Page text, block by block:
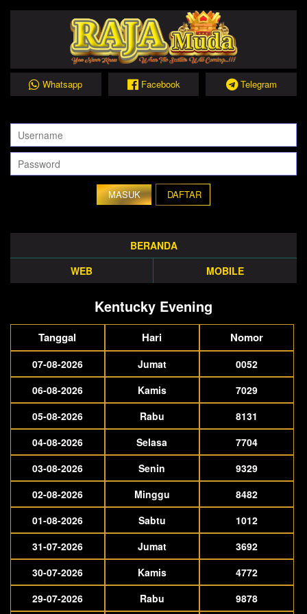
Whatsapp Facebook Telegram
DAFTAR
BERANDA
WEB
MOBILE
Kentucky Evening
Tanggal Hari Nomor
07-08-2026 Jumat
0052
06-08-2026
Kamis
7029
05-08-2026
Rabu
8131
04-08-2026
Selasa
7704
03-08-2026
Senin
9329
02-08-2026
Minggu
8482
01-08-2026
Sabtu
1012
31-07-2026
Jumat
3692
30-07-2026
Kamis
4772
29-07-2026
Rabu 9878